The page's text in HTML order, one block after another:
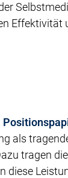
als
tragen
diese